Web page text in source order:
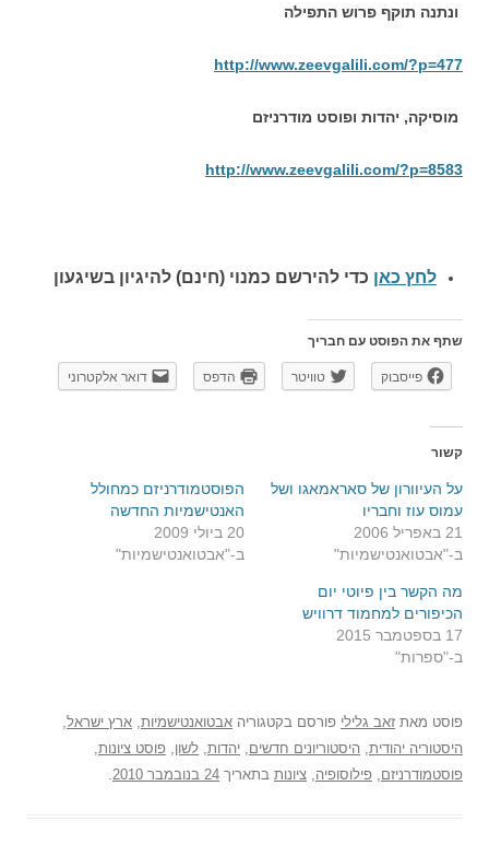
ונתנה תוקף פרוש התפילה
http://www.zeevgalili.com/?p=477
מוסיקה, יהדות ופוסט מודרניזם
http://www.zeevgalili.com/?p=8583
לחץ כאן כדי להירשם כמנוי (חינם) להיגיון בשיגעון
שתף את הפוסט עם חבריך
פייסבוק טוויטר הדפס דואר אלקטרוני
קשור
על העיוורון של סאראמאגו ושל
עמוס עוז וחבריו
21 באפריל 2006
ב-"אבטואנטישמיות"
הפוסטמודרניזם כמחולל
האנטישמיות החדשה
20 ביולי 2009
ב-"אבטואנטישמיות"
מה הקשר בין פיוטי יום
הכיפורים למחמוד דרוויש
17 בספטמבר 2015
ב-"ספרות"
פוסט מאת זאב גלילי פורסם בקטגוריה אבטואנטישמיות ארץ ישראל
היסטוריה יהודית היסטוריונים חדשים יהדות לשון פוסט ציונות
פוסטמודרניזם פילוסופיה ציונות בתאריך 24 בנובמבר 2010